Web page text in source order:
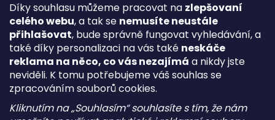
Díky souhlasu můžeme pracovat na zlepšovaní
celého webu, a tak se nemusíte neustále
přihlašovat, bude správně fungovat vyhledávání, a
také díky personalizaci na vás také neskáče
reklama na něco, co vás nezajímá a nikdy jste
neviděli. K tomu potřebujeme váš souhlas se
zpracováním souborů cookies.
Kliknutím na „Souhlasím“ souhlasíte s tím, že nám